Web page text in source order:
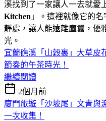
溪找到了一家讓人一去就愛
Kitchen 」。這裡就像它的
靜處，讓人能遠離塵囂，優
光。
宜蘭礁溪「山穀裏」大草皮
節奏的午茶時光！
繼續閱讀
2個月前
廈門旅遊「沙坡尾」文青與
一次收集！